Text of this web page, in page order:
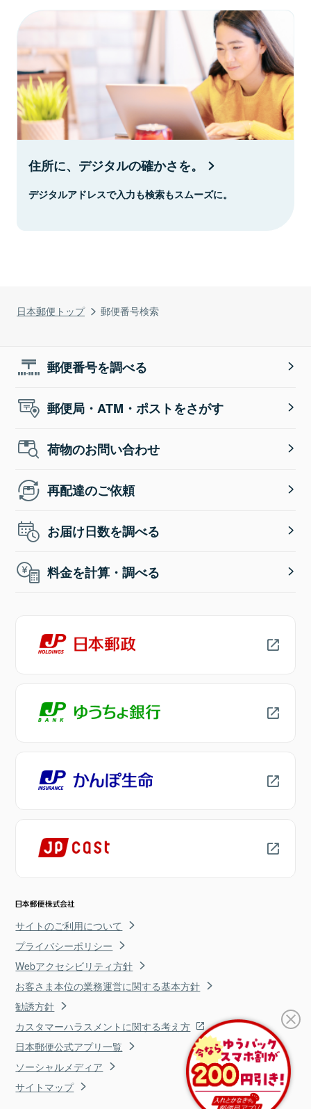
日本郵便トップ 郵便番号検索
住所に、デジタルの確かさを。
デジタルアドレスで入力も検索もスムーズに。
郵便番号を調べる
郵便局・ATM・ポストをさがす
荷物のお問い合わせ
再配達のご依頼
お届け日数を調べる
料金を計算・調べる
サイトのご利用について
プライバシーポリシー
Webアクセシビリティ方針
お客さま本位の業務運営に関する基本方針
勧誘方針
カスタマーハラスメントに関する考え方
日本郵便公式アプリ一覧
ソーシャルメディア
サイトマップ